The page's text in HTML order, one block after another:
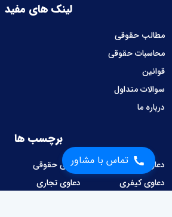
تماس با مشاور
لینک های مفید
مطالب حقوقی
محاسبات حقوقی
قوانین
سوالات متداول
درباره ما
برچسب ها
دعاوی ملکی دعاوی حقوقی
دعاوی کیفری
دعاوی تجاری